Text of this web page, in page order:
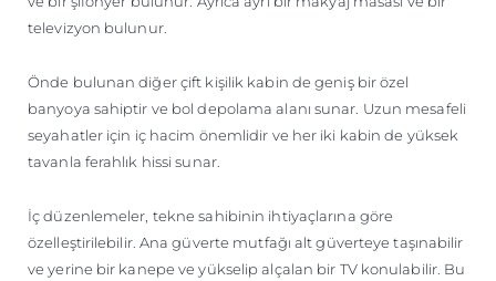
televizyon bulunur.
Önde bulunan diğer çift kişilik kabin de geniş bir özel
banyoya sahiptir ve bol depolama alanı sunar. Uzun mesafeli
seyahatler için iç hacim önemlidir ve her iki kabin de yüksek
tavanla ferahlık hissi sunar.
İç düzenlemeler, tekne sahibinin ihtiyaçlarına göre
özelleştirilebilir. Ana güverte mutfağı alt güverteye taşınabilir
ve yerine bir kanepe ve yükselip alçalan bir TV konulabilir. Bu